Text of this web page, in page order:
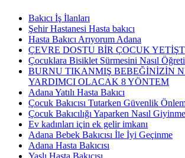
Bakıcı İş İlanları
Şehir Hastanesi Hasta bakıcı
Hasta Bakıcı Arıyorum Adana
ÇEVRE DOSTU BİR ÇOCUK
Çocuklara Bisiklet Sürmesini Nasıl
BURNU TIKANMIŞ BEBEĞİNİZİN
YARDIMCI OLACAK 8 YÖNTEM
Adana Yatılı Hasta Bakıcı
Çocuk Bakıcısı Tutarken Güvenlik
Çocuk Bakıcılığı Yaparken Nasıl
Ev kadınları için ek gelir imkanı
Adana Bebek Bakıcısı İle İyi Geçinme
Adana Hasta Bakıcısı
Yaşlı Hasta Bakıcısı